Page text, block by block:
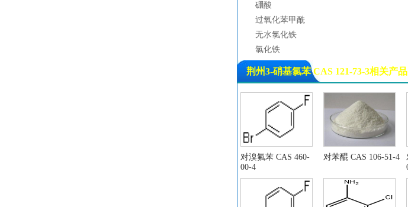
硼酸
过氧化苯甲酰
无水氯化铁
氯化铁
醋酸乙烯
叔丁醇
二氯甲烷
苯乙烯
二乙烯三胺
2-甲基-2-丙醇
石炭酸
醋酸乙酯
荆州3-硝基氯苯 CAS 121-73-3相关产品
对溴氟苯 CAS 460-
00-4
对苯醌 CAS 106-51-4